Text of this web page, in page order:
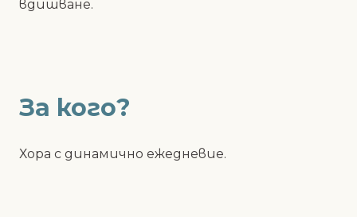
вдишване.
За кого?
Хора с динамично ежедневие.